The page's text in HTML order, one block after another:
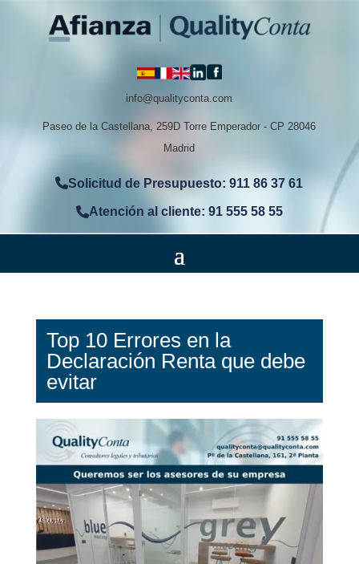
info@qualityconta.com
Paseo de la Castellana, 259D Torre Emperador - CP 28046
Madrid
Solicitud de Presupuesto: 911 86 37 61
Atención al cliente: 91 555 58 55
Top 10 Errores en la
Declaración Renta que debe
evitar